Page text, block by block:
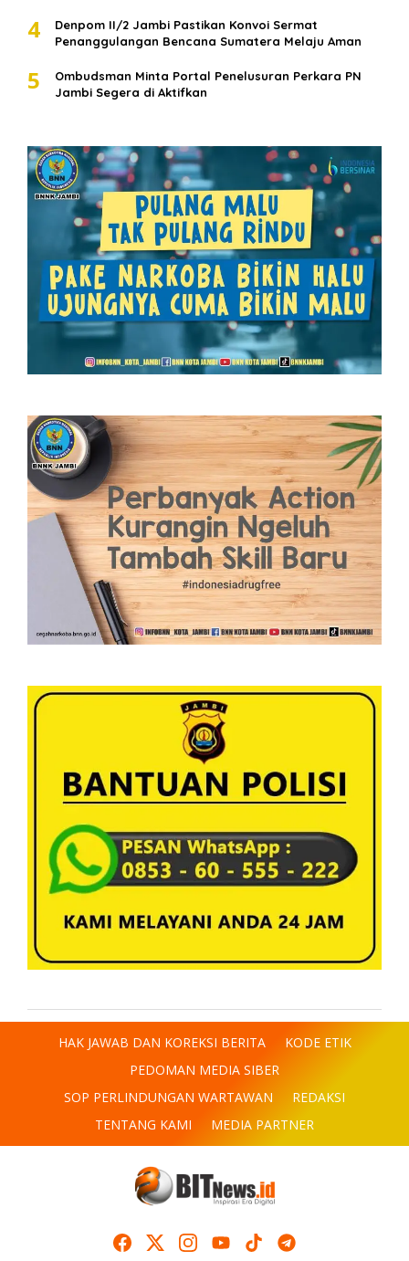
4
Denpom II/2 Jambi Pastikan Konvoi Sermat
Penanggulangan Bencana Sumatera Melaju Aman
5
Ombudsman Minta Portal Penelusuran Perkara PN
Jambi Segera di Aktifkan
HAK JAWAB DAN KOREKSI BERITA
KODE ETIK
PEDOMAN MEDIA SIBER
SOP PERLINDUNGAN WARTAWAN
REDAKSI
TENTANG KAMI
MEDIA PARTNER